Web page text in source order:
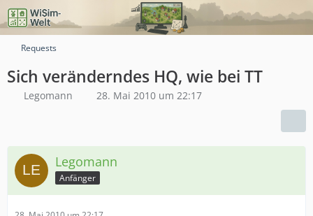
Requests
Sich veränderndes HQ, wie bei TT
Legomann 28. Mai 2010 um 22:17
Legomann
Anfänger